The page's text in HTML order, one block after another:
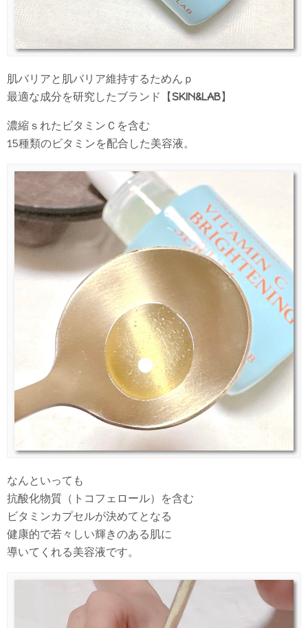
肌バリアと肌バリア維持するためんｐ
最適な成分を研究したブランド【SKIN&LAB】
濃縮ｓれたビタミンＣを含む
15種類のビタミンを配合した美容液。
なんといっても
抗酸化物質（トコフェロール）を含む
ビタミンカプセルが決めてとなる
健康的で若々しい輝きのある肌に
導いてくれる美容液です。